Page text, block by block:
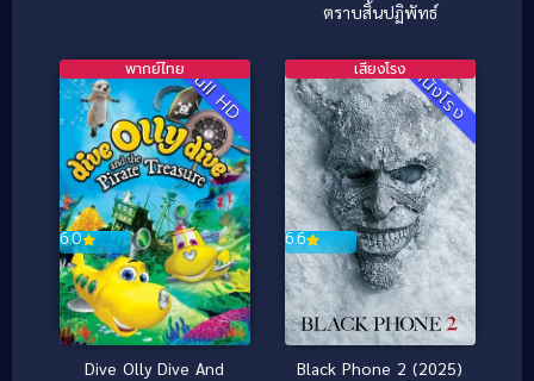
ตราบสิ้นปฏิพัทธ์
Full HD
6.0
พากย์ไทย
Dive Olly Dive And
หนังโรง
6.6
เสียงโรง
Black Phone 2 (2025)